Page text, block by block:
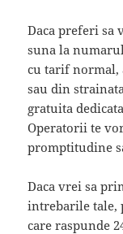
Daca preferi sa
suna la
cu tarif normal,
sau din
gratuita
Operatorii te
promptitudine
Daca vrei sa
intrebarile tale,
care raspunde